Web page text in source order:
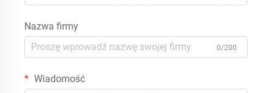
Nazwa firmy
0/200
Wiadomość